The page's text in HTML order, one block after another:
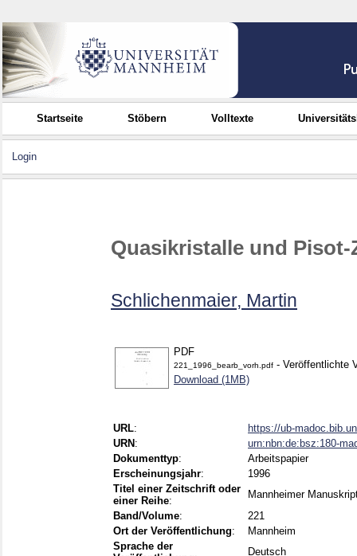
Startseite Stöbern Volltexte
Login
Quasikristalle und Pisot-
Schlichenmaier, Martin
PDF
221_1996_bearb_vorh.pdf - Veröffentlichte
Download (1MB)
URL:
https://ub-
URN :
urn:nbn:de:bsz:180-
Dokumenttyp:
Arbeitspapier
Erscheinungsjahr:
1996
Titel einer Zeitschrift oder
einer Reihe:
Mannheimer
Band/Volume:
221
Ort der Veröffentlichung:
Mannheim
Sprache der
Deutsch